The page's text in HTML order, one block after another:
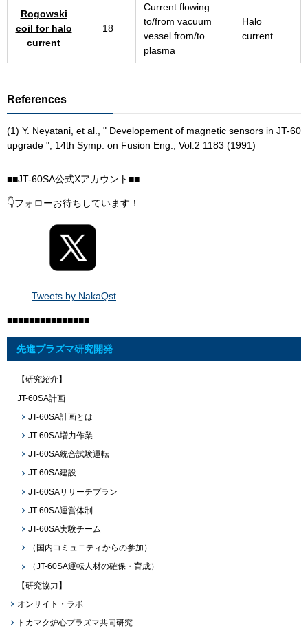
Rogowski
coil for halo
current
18
Current flowing
to/from vacuum
vessel from/to
plasma
Halo
current
References
(1) Y. Neyatani, et al., " Developement of magnetic sensors in JT-60
upgrade ", 14th Symp. on Fusion Eng., Vol.2 1183 (1991)
■■JT-60SA公式Xアカウント■■
👇フォローお待ちしています！
Tweets by NakaQst
■■■■■■■■■■■■■■■
先進プラズマ研究開発
【研究紹介】
JT-60SA計画
JT-60SA計画とは
JT-60SA増力作業
JT-60SA統合試験運転
JT-60SA建設
JT-60SAリサーチプラン
JT-60SA運営体制
JT-60SA実験チーム
（国内コミュニティからの参加）
（JT-60SA運転人材の確保・育成）
【研究協力】
オンサイト・ラボ
トカマク炉心プラズマ共同研究